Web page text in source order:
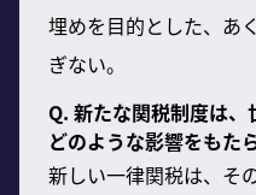
埋めを目的とした、あ
ぎない。
Q. 新たな関税制度は
どのような影響をもた
新しい一律関税は、そ